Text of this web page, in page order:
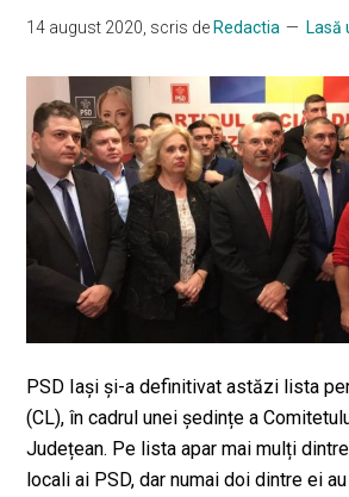
14 august 2020 , scris de Redactia Lasă
PSD Iași și-a definitivat astăzi lista
(CL), în cadrul unei ședințe a
Județean. Pe lista apar mai mulți
locali ai PSD, dar numai doi dintre ei